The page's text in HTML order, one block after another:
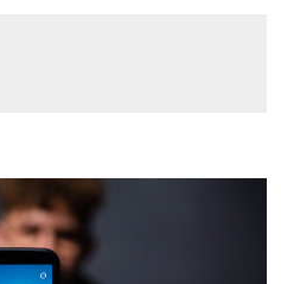
were probably
competing in a $50
billion annual [sales]